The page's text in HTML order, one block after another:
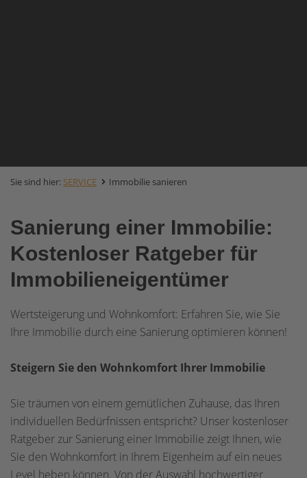
Sie sind hier: SERVICE Immobilie sanieren
Sanierung einer Immobilie:
Kostenloser Ratgeber für
Immobilieneigentümer
Wertsteigerung und Wohnkomfort: Erfahren Sie, wie Sie
Ihre Immobilie durch eine Sanierung optimieren können!
Steigern Sie den Wohnkomfort Ihrer Immobilie
Sie träumen von einem gemütlichen Zuhause, das Ihren
individuellen Bedürfnissen entspricht? Unser kostenloser
Ratgeber zur Sanierung einer Immobilie zeigt Ihnen, wie
Sie den Wohnkomfort in Ihrem Eigenheim auf ein neues
Level heben können. Von der Auswahl hochwertiger